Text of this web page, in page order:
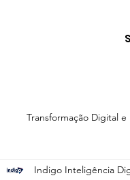
Transformação Digital e
da Informação e LGPD
Indigo Inteligência